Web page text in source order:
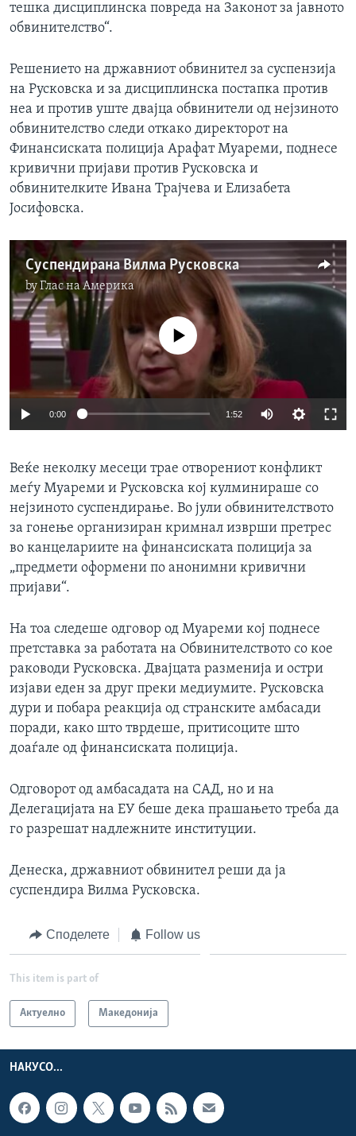
тешка дисциплинска повреда на Законот за јавното
обвинителство“.
Решението на државниот обвинител за суспензија
на Русковска и за дисциплинска постапка против
неа и против уште двајца обвинители од нејзиното
обвинителство следи откако директорот на
Финансиската полиција Арафат Муареми, поднесе
кривични пријави против Русковска и
обвинителките Ивана Трајчева и Елизабета
Јосифовска.
Суспендирана Вилма Русковска
byГлас на Америка
No media source currently available
0:00 1:52
Веќе неколку месеци трае отворениот конфликт
меѓу Муареми и Русковска кој кулминираше со
нејзиното суспендирање. Во јули обвинителството
за гонење организиран кримнал изврши претрес
во канцелариите на финансиската полиција за
„предмети оформени по анонимни кривични
пријави“.
На тоа следеше одговор од Муареми кој поднесе
претставка за работата на Обвинителството со кое
раководи Русковска. Двајцата разменија и остри
изјави еден за друг преки медиумите. Русковска
дури и побара реакција од странските амбасади
поради, како што тврдеше, притисоците што
доаѓале од финансиската полиција.
Одговорот од амбасадата на САД, но и на
Делегацијата на ЕУ беше дека прашањето треба да
го разрешат надлежните институции.
Денеска, државниот обвинител реши да ја
суспендира Вилма Русковска.
Споделете Follow us
This item is part of
Актуелно Македонија
НАКУСО...